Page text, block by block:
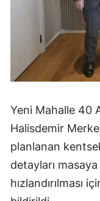
Yeni Mahalle 40
Halisdemir
planlanan kentsel
detayları masaya
hızlandırılması